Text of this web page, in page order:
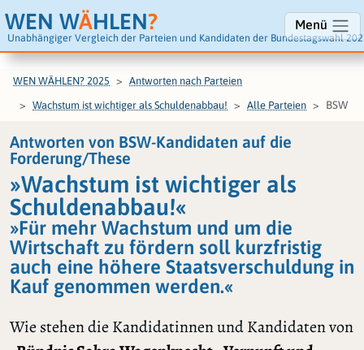
WEN WÄHLEN?
Unabhängiger Vergleich der Parteien und Kandidaten der Bundestagswahl
Menü
WEN WÄHLEN? 2025 Antworten nach Parteien
Wachstum ist wichtiger als Schuldenabbau! Alle Parteien BSW
Antworten von BSW-Kandidaten auf die
Forderung/These
»Wachstum ist wichtiger als
Schuldenabbau!«
»Für mehr Wachstum und um die
Wirtschaft zu fördern soll kurzfristig
auch eine höhere Staatsverschuldung in
Kauf genommen werden.«
Wie stehen die Kandidatinnen und Kandidaten von